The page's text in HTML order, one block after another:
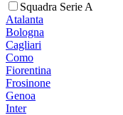
Squadra Serie A
Atalanta
Bologna
Cagliari
Como
Fiorentina
Frosinone
Genoa
Inter